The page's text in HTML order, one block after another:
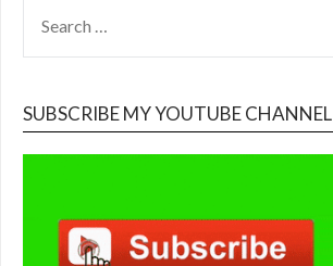
FOR:
SUBSCRIBE MY YOUTUBE CHANNEL